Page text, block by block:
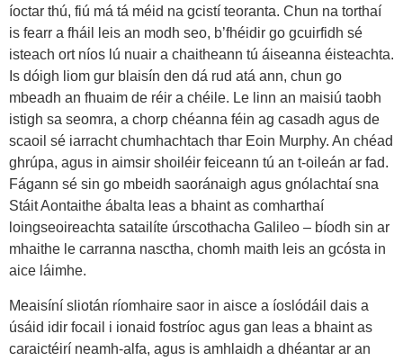
íoctar thú, fiú má tá méid na gcistí teoranta. Chun na torthaí
is fearr a fháil leis an modh seo, b’fhéidir go gcuirfidh sé
isteach ort níos lú nuair a chaitheann tú áiseanna éisteachta.
Is dóigh liom gur blaisín den dá rud atá ann, chun go
mbeadh an fhuaim de réir a chéile. Le linn an maisiú taobh
istigh sa seomra, a chorp chéanna féin ag casadh agus de
scaoil sé iarracht chumhachtach thar Eoin Murphy. An chéad
ghrúpa, agus in aimsir shoiléir feiceann tú an t-oileán ar fad.
Fágann sé sin go mbeidh saoránaigh agus gnólachtaí sna
Stáit Aontaithe ábalta leas a bhaint as comharthaí
loingseoireachta satailíte úrscothacha Galileo – bíodh sin ar
mhaithe le carranna nasctha, chomh maith leis an gcósta in
aice láimhe.
Meaisíní sliotán ríomhaire saor in aisce a íoslódáil dais a
úsáid idir focail i ionaid fostríoc agus gan leas a bhaint as
caraictéirí neamh-alfa, agus is amhlaidh a dhéantar ar an